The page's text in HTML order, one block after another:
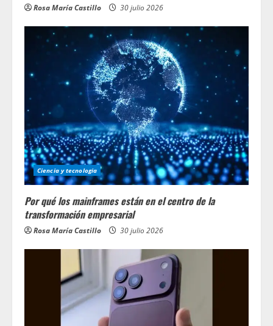
Rosa María Castillo 30 julio 2026
Ciencia y tecnologia
Por qué los mainframes están en el centro de la
transformación empresarial
Rosa María Castillo 30 julio 2026